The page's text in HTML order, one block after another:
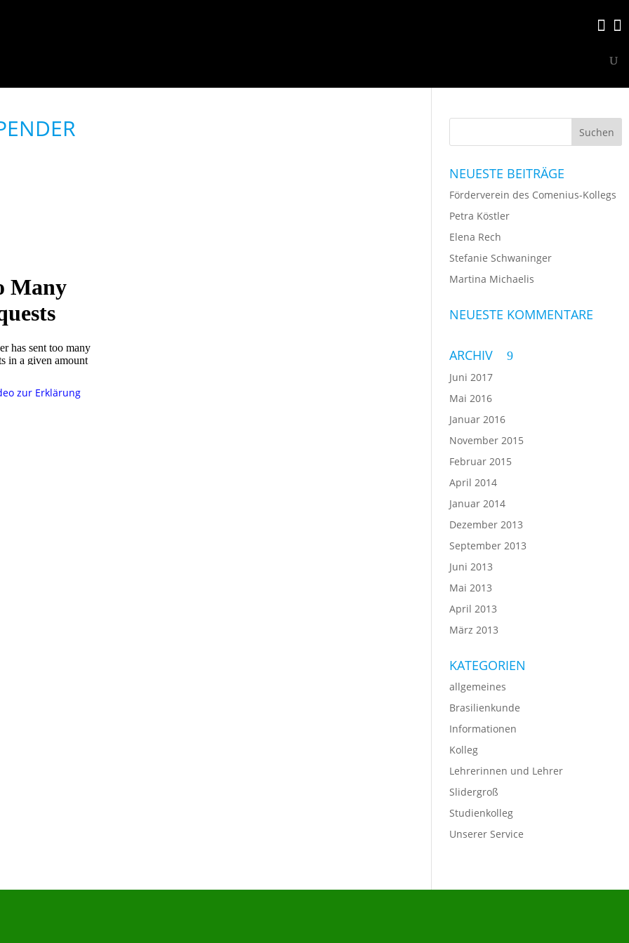
zur Erklärung
NEUESTE BEITRÄGE
Förderverein des Comenius-Kollegs
Petra Köstler
Elena Rech
Stefanie Schwaninger
Martina Michaelis
NEUESTE KOMMENTARE
ARCHIV
Juni 2017
Mai 2016
Januar 2016
November 2015
Februar 2015
April 2014
Januar 2014
Dezember 2013
September 2013
Juni 2013
Mai 2013
April 2013
März 2013
KATEGORIEN
allgemeines
Brasilienkunde
Informationen
Kolleg
Lehrerinnen und Lehrer
Slidergroß
Studienkolleg
Unserer Service